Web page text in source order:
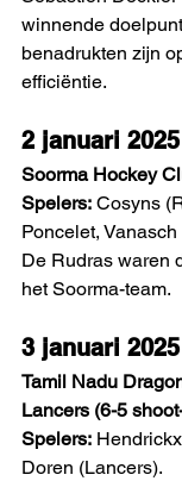
winnende
benadrukten zijn
efficiëntie.
2 januari 2025
Soorma Hockey
Spelers: Cosyns
Poncelet,
De Rudras waren
het Soorma-team.
3 januari 2025
Tamil Nadu
Lancers (6-5
Spelers:
Doren (Lancers).